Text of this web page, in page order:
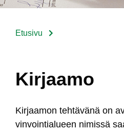
Etusivu
Kirjaamo
Kir­jaa­mon teh­tä­vä­nä on
vin­voin­tia­lueen ni­mis­sä